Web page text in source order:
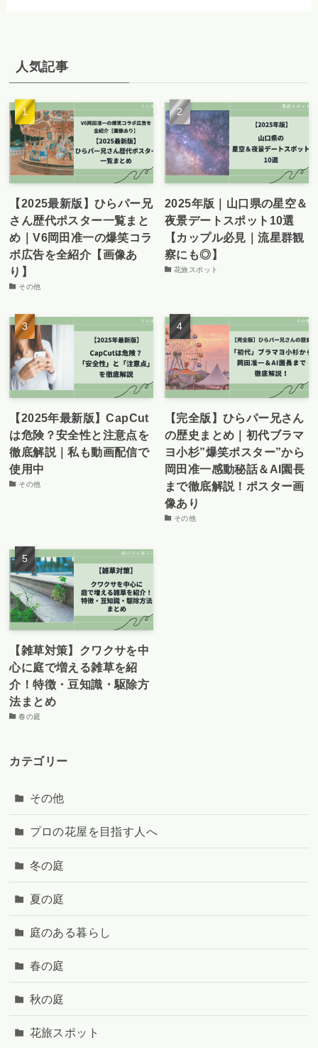
人気記事
【2025最新版】ひらパー兄
さん歴代ポスター一覧まと
め｜V6岡田准一の爆笑コラ
ボ広告を全紹介【画像あ
り】
その他
2025年版｜山口県の星空＆
夜景デートスポット10選
【カップル必見｜流星群観
察にも◎】
花旅スポット
【2025年最新版】CapCut
は危険？安全性と注意点を
徹底解説｜私も動画配信で
使用中
その他
【完全版】ひらパー兄さん
の歴史まとめ｜初代ブラマ
ヨ小杉”爆笑ポスター”から
岡田准一感動秘話＆AI園長
まで徹底解説！ポスター画
像あり
その他
【雑草対策】クワクサを中
心に庭で増える雑草を紹
介！特徴・豆知識・駆除方
法まとめ
春の庭
カテゴリー
その他
プロの花屋を目指す人へ
冬の庭
夏の庭
庭のある暮らし
春の庭
秋の庭
花旅スポット